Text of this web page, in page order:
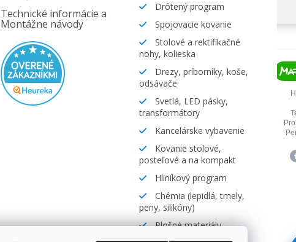
Technické informácie a
Montážne návody
Drôtený program
Spojovacie kovanie
Stolové a rektifikačné
nohy, kolieska
Drezy, príborníky, koše,
odsávače
Svetlá, LED pásky,
transformátory
Kancelárske vybavenie
Kovanie stolové,
posteľové a na kompakt
Hliníkový program
Chémia (lepidlá, tmely,
peny, silikóny)
Plošné materiály,